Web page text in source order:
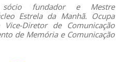
fundador e Mestre
Estrela da Manhã. Ocupa
Diretor de Comunicação
de Memória e Comunicação